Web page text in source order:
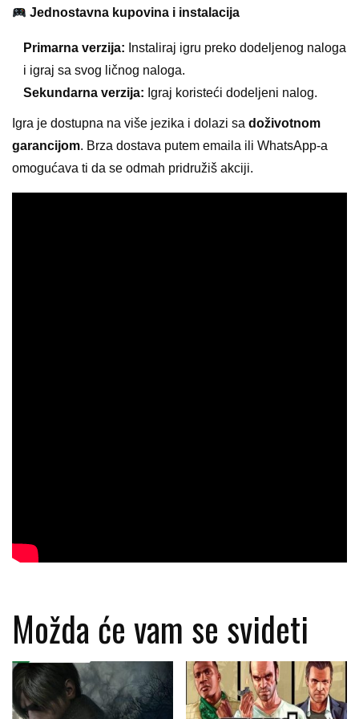
Jednostavna kupovina i instalacija
Primarna verzija: Instaliraj igru preko dodeljenog naloga
i igraj sa svog ličnog naloga.
Sekundarna verzija: Igraj koristeći dodeljeni nalog.
Igra je dostupna na više jezika i dolazi sa doživotnom
garancijom. Brza dostava putem emaila ili WhatsApp-a
omogućava ti da se odmah pridružiš akciji.
Možda će vam se svideti